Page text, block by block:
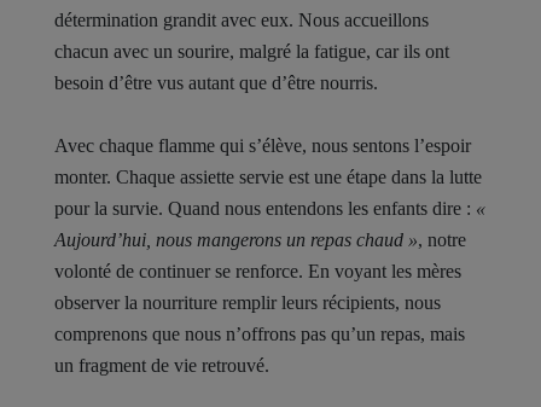
détermination grandit avec eux. Nous accueillons
chacun avec un sourire, malgré la fatigue, car ils ont
besoin d’être vus autant que d’être nourris.
Avec chaque flamme qui s’élève, nous sentons l’espoir
monter. Chaque assiette servie est une étape dans la lutte
pour la survie. Quand nous entendons les enfants dire : «
Aujourd’hui, nous mangerons un repas chaud », notre
volonté de continuer se renforce. En voyant les mères
observer la nourriture remplir leurs récipients, nous
comprenons que nous n’offrons pas qu’un repas, mais
un fragment de vie retrouvé.